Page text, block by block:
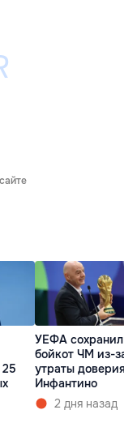
УЕФА сохранил
бойкот ЧМ из-за
утраты доверия к
Инфантино
2 дня назад